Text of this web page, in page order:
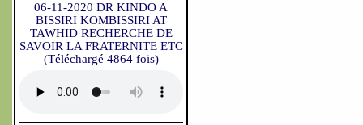
06-11-2020 DR KINDO A
BISSIRI KOMBISSIRI AT
TAWHID RECHERCHE DE
SAVOIR LA FRATERNITE ETC
(Téléchargé 4864 fois)